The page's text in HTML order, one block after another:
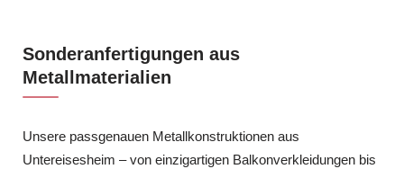
Sonderanfertigungen aus
Metallmaterialien
Unsere passgenauen Metallkonstruktionen aus
Untereisesheim – von einzigartigen Balkonverkleidungen bis